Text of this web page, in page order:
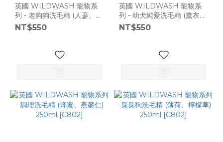
英國 WILDWASH 寵物系
列 - 老狗狗洗毛精 (人蔘、玫
瑰草) 250ml [C802]
NT$550
英國 WILDWASH 寵物系
列 - 幼犬純愛洗毛精 (薰衣
草、廣藿香) 250ml [C802]
NT$550